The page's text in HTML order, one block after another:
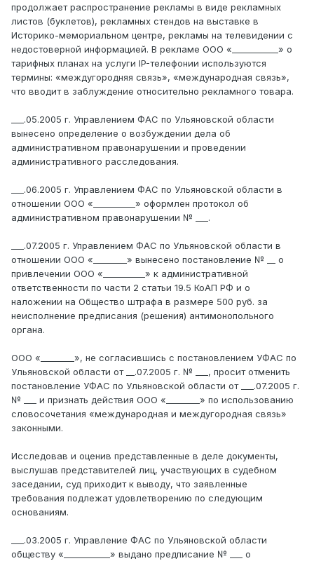
продолжает распространение рекламы в виде рекламных
листов (буклетов), рекламных стендов на выставке в
Историко-мемориальном центре, рекламы на телевидении с
недостоверной информацией. В рекламе ООО «___________» о
тарифных планах на услуги IP-телефонии используются
термины: «междугородняя связь», «международная связь»,
что вводит в заблуждение относительно рекламного товара.
___.05.2005 г. Управлением ФАС по Ульяновской области
вынесено определение о возбуждении дела об
административном правонарушении и проведении
административного расследования.
___.06.2005 г. Управлением ФАС по Ульяновской области в
отношении ООО «__________» оформлен протокол об
административном правонарушении № ___.
___.07.2005 г. Управлением ФАС по Ульяновской области в
отношении ООО «________» вынесено постановление № __ о
привлечении ООО «__________» к административной
ответственности по части 2 статьи 19.5 КоАП РФ и о
наложении на Общество штрафа в размере 500 руб. за
неисполнение предписания (решения) антимонопольного
органа.
ООО «________», не согласившись с постановлением УФАС по
Ульяновской области от __.07.2005 г. № ___, просит отменить
постановление УФАС по Ульяновской области от ___.07.2005 г.
№ ___ и признать действия ООО «________» по использованию
словосочетания «международная и междугородная связь»
законными.
Исследовав и оценив представленные в деле документы,
выслушав представителей лиц, участвующих в судебном
заседании, суд приходит к выводу, что заявленные
требования подлежат удовлетворению по следующим
основаниям.
___.03.2005 г. Управление ФАС по Ульяновской области
обществу «___________» выдано предписание № ___ о